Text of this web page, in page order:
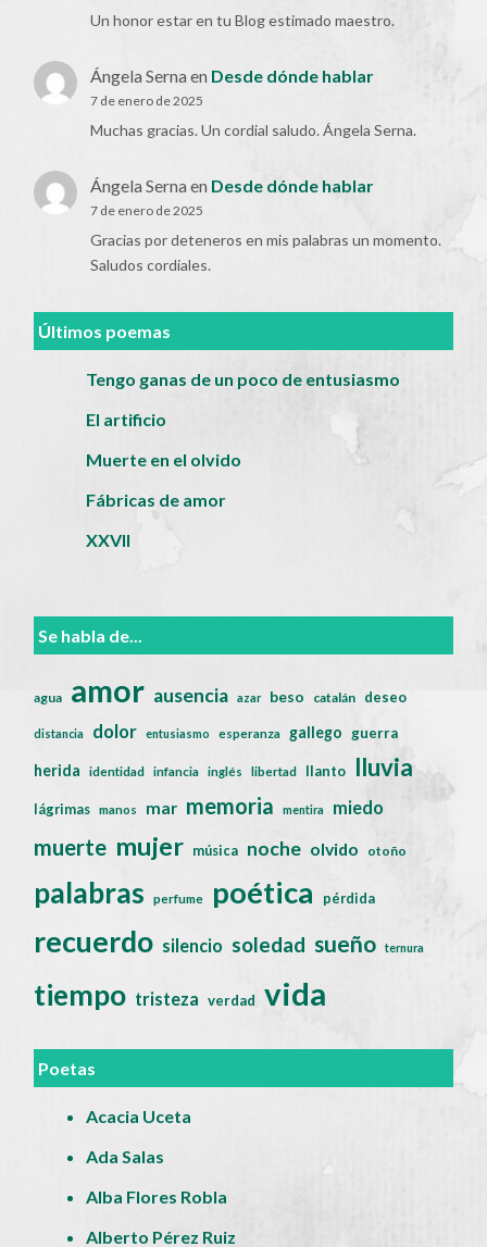
Un honor estar en tu Blog estimado maestro.
Ángela Serna en Desde dónde hablar
7 de enero de 2025
Muchas gracias. Un cordial saludo. Ángela Serna.
Ángela Serna en Desde dónde hablar
7 de enero de 2025
Gracias por deteneros en mis palabras un momento.
Saludos cordiales.
Últimos poemas
Tengo ganas de un poco de entusiasmo
El artificio
Muerte en el olvido
Fábricas de amor
XXVII
Se habla de...
agua amor ausencia azar beso catalán deseo
distancia dolor entusiasmo esperanza gallego guerra
herida identidad infancia inglés libertad llanto lluvia
lágrimas manos mar memoria mentira miedo
muerte mujer música noche olvido otoño
palabras perfume poética pérdida
recuerdo silencio soledad sueño ternura
tiempo tristeza verdad vida
Poetas
Acacia Uceta
Ada Salas
Alba Flores Robla
Alberto Pérez Ruiz